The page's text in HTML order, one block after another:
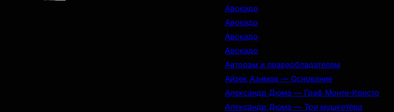
Авокадо
Авокадо
Авокадо
Авокадо
Авторам и правообладателям
Айзек Азимов — Основание
Александр Дюма — Граф Монте-Кристо
Александр Дюма — Три мушкетёра